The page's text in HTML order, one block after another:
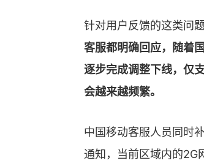
针对用户反馈的这类问题
客服都明确回应，随着
逐步完成调整下线，仅
会越来越频繁。
中国移动客服人员同时
通知，当前区域内的2G